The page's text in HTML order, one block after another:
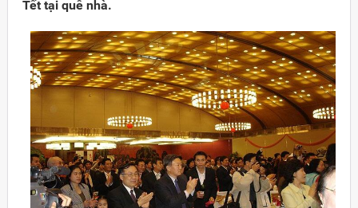
Tết tại quê nhà.